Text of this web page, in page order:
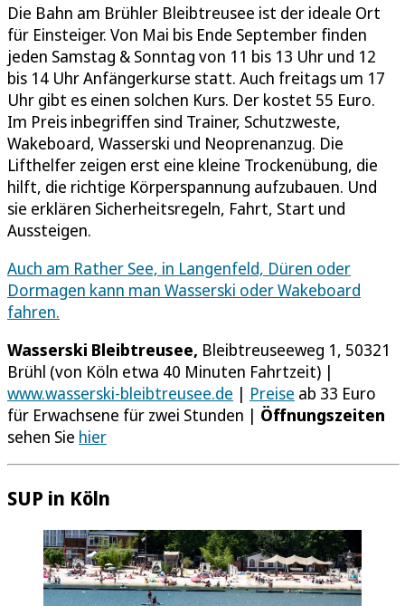
Die Bahn am Brühler Bleibtreusee ist der ideale Ort
für Einsteiger. Von Mai bis Ende September finden
jeden Samstag & Sonntag von 11 bis 13 Uhr und 12
bis 14 Uhr Anfängerkurse statt. Auch freitags um 17
Uhr gibt es einen solchen Kurs. Der kostet 55 Euro.
Im Preis inbegriffen sind Trainer, Schutzweste,
Wakeboard, Wasserski und Neoprenanzug. Die
Lifthelfer zeigen erst eine kleine Trockenübung, die
hilft, die richtige Körperspannung aufzubauen. Und
sie erklären Sicherheitsregeln, Fahrt, Start und
Aussteigen.
Auch am Rather See, in Langenfeld, Düren oder
Dormagen kann man Wasserski oder Wakeboard
fahren.
Wasserski Bleibtreusee, Bleibtreuseeweg 1, 50321
Brühl (von Köln etwa 40 Minuten Fahrtzeit) |
www.wasserski-bleibtreusee.de | Preise ab 33 Euro
für Erwachsene für zwei Stunden | Öffnungszeiten
sehen Sie hier
SUP in Köln